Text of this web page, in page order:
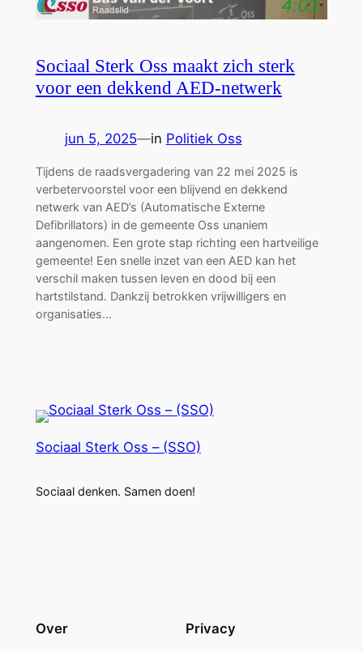
Sociaal Sterk Oss maakt zich sterk
voor een dekkend AED-netwerk
jun 5, 2025—in Politiek Oss
Tijdens de raadsvergadering van 22 mei 2025 is
verbetervoorstel voor een blijvend en dekkend
netwerk van AED’s (Automatische Externe
Defibrillators) in de gemeente Oss unaniem
aangenomen. Een grote stap richting een hartveilige
gemeente! Een snelle inzet van een AED kan het
verschil maken tussen leven en dood bij een
hartstilstand. Dankzij betrokken vrijwilligers en
organisaties…
Sociaal Sterk Oss – (SSO)
Sociaal denken. Samen doen!
Over Privacy